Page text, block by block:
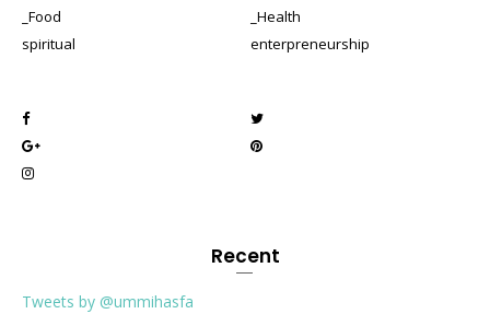
_Food
_Health
spiritual
enterpreneurship
Recent
Tweets by @ummihasfa